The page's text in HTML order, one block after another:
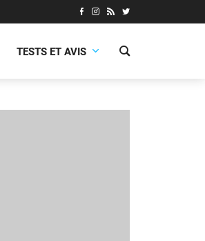
TESTS ET AVIS